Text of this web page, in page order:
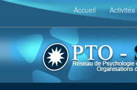
Accueil Activités